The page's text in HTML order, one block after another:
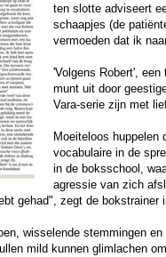
ten slotte adviseert
schaapjes (de
vermoeden dat ik
'Volgens Robert',
munt uit door
Vara-serie zijn met
Moeiteloos huppelen
vocabulaire in de
in de boksschool,
agressie van zich
gehad", zegt de bokstrainer
wisselende stemmingen
mild kunnen glimlachen